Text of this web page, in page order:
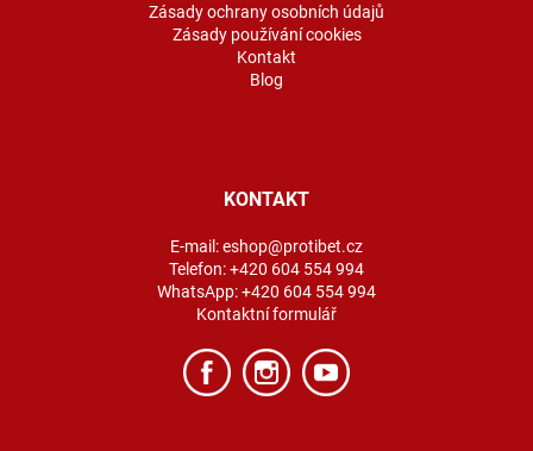
Zásady ochrany osobních údajů
Zásady používání cookies
Kontakt
Blog
KONTAKT
E-mail:eshop@protibet.cz
Telefon:+420 604 554 994
WhatsApp:+420 604 554 994
Kontaktní formulář